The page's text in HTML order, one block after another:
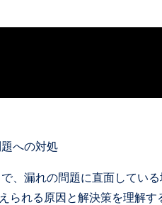
への対処
、漏れの問題に直面してい
られる原因と解決策を理解